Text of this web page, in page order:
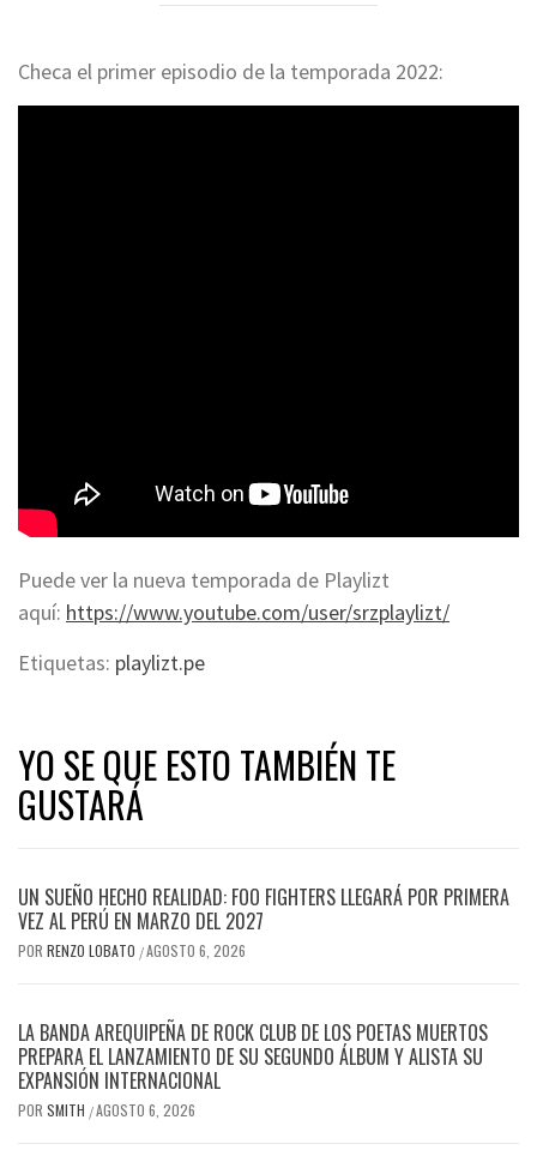
Checa el primer episodio de la temporada 2022:
Puede ver la nueva temporada de Playlizt
aquí: https://www.youtube.com/user/srzplaylizt/
Etiquetas: playlizt.pe
YO SE QUE ESTO TAMBIÉN TE
GUSTARÁ
UN SUEÑO HECHO REALIDAD: FOO FIGHTERS LLEGARÁ POR PRIMERA
VEZ AL PERÚ EN MARZO DEL 2027
POR RENZO LOBATO /AGOSTO 6, 2026
LA BANDA AREQUIPEÑA DE ROCK CLUB DE LOS POETAS MUERTOS
PREPARA EL LANZAMIENTO DE SU SEGUNDO ÁLBUM Y ALISTA SU
EXPANSIÓN INTERNACIONAL
POR SMITH /AGOSTO 6, 2026